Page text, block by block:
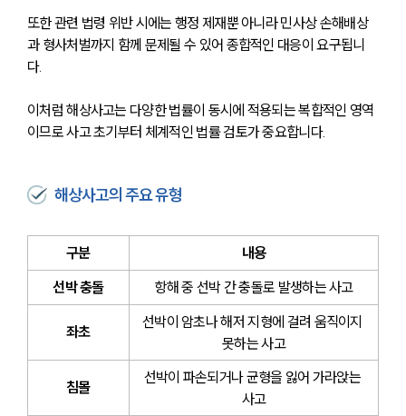
또한 관련 법령 위반 시에는 행정 제재뿐 아니라 민사상 손해배상
과 형사처벌까지 함께 문제될 수 있어 종합적인 대응이 요구됩니
다.
이처럼 해상사고는 다양한 법률이 동시에 적용되는 복합적인 영역
이므로 사고 초기부터 체계적인 법률 검토가 중요합니다.
해상사고의 주요 유형
구분
내용
선박 충돌
항해 중 선박 간 충돌로 발생하는 사고
좌초
선박이 암초나 해저 지형에 걸려 움직이지
못하는 사고
침몰
선박이 파손되거나 균형을 잃어 가라앉는
사고